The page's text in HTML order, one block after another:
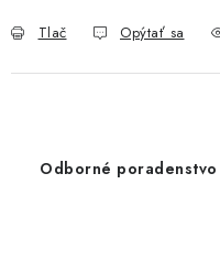
Tlač Opýtať sa
Odborné poradenstvo